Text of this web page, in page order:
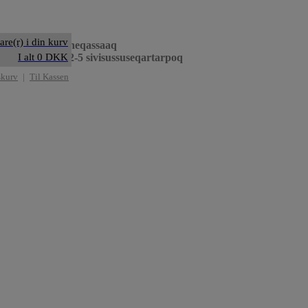
i din kurv
I alt 0 DKK
| Til Kassen
peerneqassaaq
ullut 2-5 sivisussuseqartarpoq